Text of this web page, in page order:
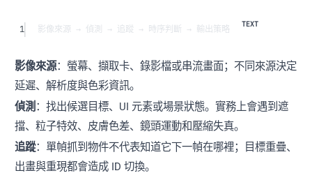
1 影像來源 → 偵測 → 追蹤 → 時序判斷 → 輸出策略
影像來源：螢幕、擷取卡、錄影檔或串流畫面；不同來源決定
延遲、解析度與色彩資訊。
偵測 ：找出候選目標、UI 元素或場景狀態。實務上會遇到遮
擋、粒子特效、皮膚色差、鏡頭運動和壓縮失真。
追蹤：單幀抓到物件不代表知道它下一幀在哪裡；目標重疊、
出畫與重現都會造成 ID 切換。